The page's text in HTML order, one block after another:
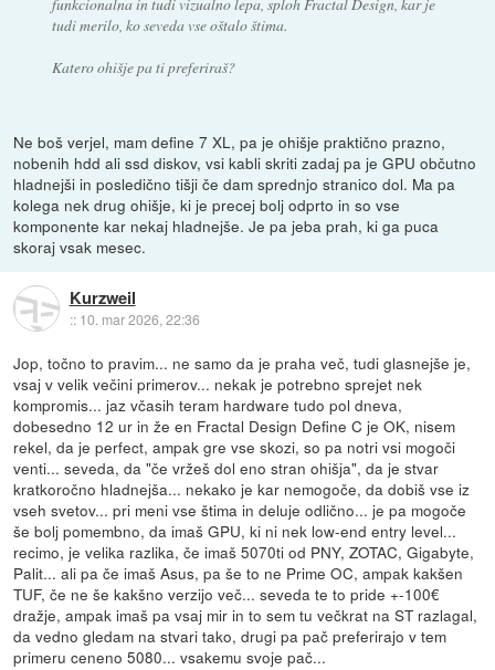
funkcionalna in tudi vizualno lepa, sploh Fractal Design, kar je
tudi merilo, ko seveda vse oštalo štima.
Katero ohišje pa ti preferiraš?
Ne boš verjel, mam define 7 XL, pa je ohišje praktično prazno,
nobenih hdd ali ssd diskov, vsi kabli skriti zadaj pa je GPU občutno
hladnejši in posledično tišji če dam sprednjo stranico dol. Ma pa
kolega nek drug ohišje, ki je precej bolj odprto in so vse
komponente kar nekaj hladnejše. Je pa jeba prah, ki ga puca
skoraj vsak mesec.
Kurzweil
:: 10. mar 2026, 22:36
Jop, točno to pravim... ne samo da je praha več, tudi glasnejše je,
vsaj v velik večini primerov... nekak je potrebno sprejet nek
kompromis... jaz včasih teram hardware tudo pol dneva,
dobesedno 12 ur in že en Fractal Design Define C je OK, nisem
rekel, da je perfect, ampak gre vse skozi, so pa notri vsi mogoči
venti... seveda, da "če vržeš dol eno stran ohišja", da je stvar
kratkoročno hladnejša... nekako je kar nemogoče, da dobiš vse iz
vseh svetov... pri meni vse štima in deluje odlično... je pa mogoče
še bolj pomembno, da imaš GPU, ki ni nek low-end entry level...
recimo, je velika razlika, če imaš 5070ti od PNY, ZOTAC, Gigabyte,
Palit... ali pa če imaš Asus, pa še to ne Prime OC, ampak kakšen
TUF, če ne še kakšno verzijo več... seveda te to pride +-100€
dražje, ampak imaš pa vsaj mir in to sem tu večkrat na ST razlagal,
da vedno gledam na stvari tako, drugi pa pač preferirajo v tem
primeru ceneno 5080... vsakemu svoje pač...